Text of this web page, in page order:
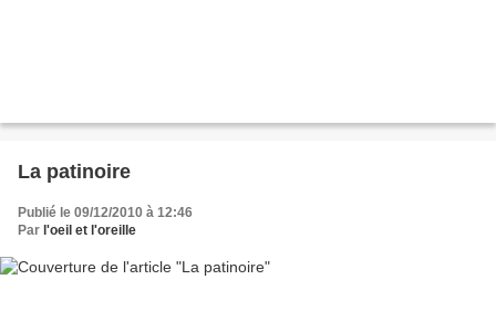
La patinoire
Publié le 09/12/2010 à 12:46
Par l'oeil et l'oreille